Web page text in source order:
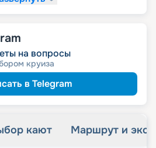
на вопросы
круиза
в Telegram
кают Маршрут и